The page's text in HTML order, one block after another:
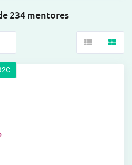
234 mentores